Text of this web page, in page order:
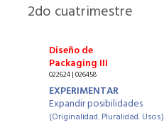
2do cuatrimestre
Diseño de
Packaging III
022624 | 026458
EXPERIMENTAR
Expandir posibilidades
(Originalidad. Pluralidad. Usos)